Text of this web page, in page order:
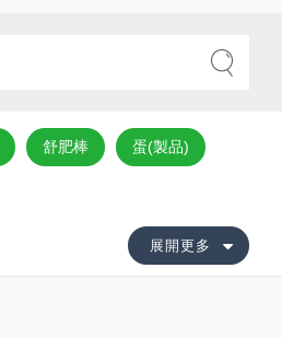
舒肥棒 蛋(製品)
展開更多